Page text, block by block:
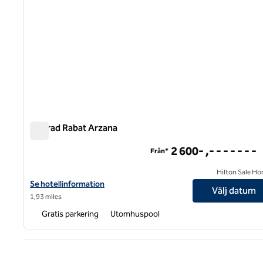
Conrad Rabat Arzana
Visa hotelluppgifter för Conrad Rabat Arzana
Se hotellinformation
1,93 miles
Från* 2 600- ,- - - - - - -
Hilton Sale
Välj datum
Gratis parkering Utomhuspool